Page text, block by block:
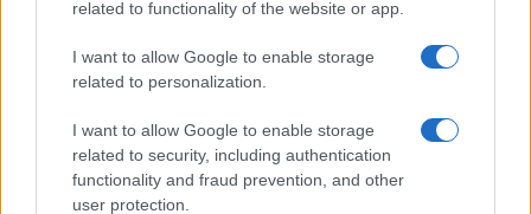
related to functionality of the website or app.
I want to allow Google to enable storage
related to personalization.
I want to allow Google to enable storage
related to security, including authentication
functionality and fraud prevention, and other
user protection.